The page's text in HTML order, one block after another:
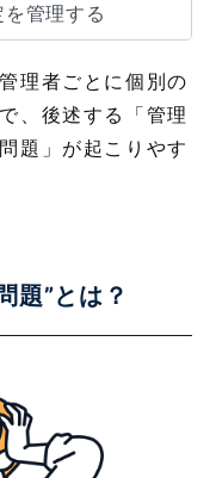
管理する
理者ごとに個別の
、後述する「管理
題」が起こりやす
題”とは？